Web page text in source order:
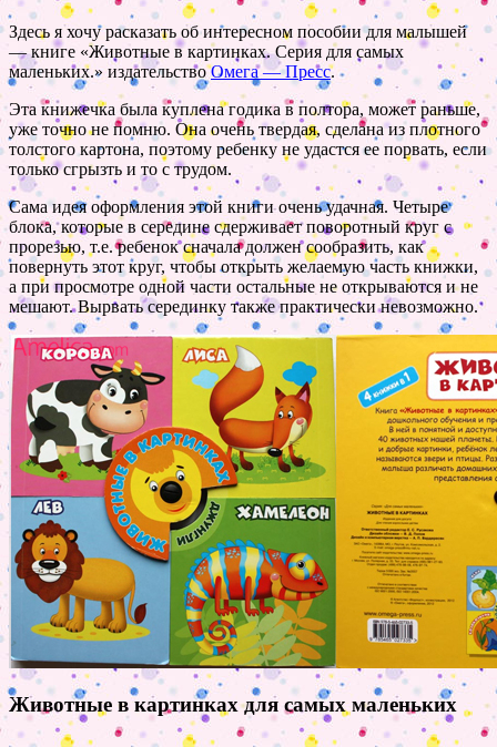
Здесь я хочу расказать об интересном пособии для малышей
— книге «Животные в картинках. Серия для самых
маленьких.» издательствоОмега — Пресс.
Эта книжечка была куплена годика в полтора, может раньше,
уже точно не помню. Она очень твердая, сделана из плотного
толстого картона, поэтому ребенку не удастся ее порвать, если
только сгрызть и то с трудом.
Сама идея оформления этой книги очень удачная. Четыре
блока, которые в середине сдерживает поворотный круг с
прорезью, т.е. ребенок сначала должен сообразить, как
повернуть этот круг, чтобы открыть желаемую часть книжки,
а при просмотре одной части остальные не открываются и не
мешают. Вырвать серединку также практически невозможно.
Животные в картинках для самых маленьких